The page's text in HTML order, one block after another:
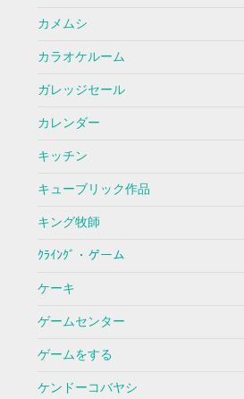
カメムシ
カラオケルーム
ガレッジセール
カレンダー
キッチン
キューブリック作品
キング牧師
ｸﾗｲﾝｸﾞ・ゲーム
ケーキ
ゲームセンター
ゲームをする
ケンドーコバヤシ